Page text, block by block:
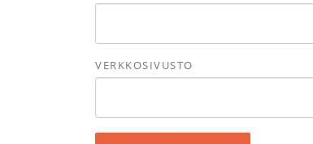
VERKKOSIVUSTO